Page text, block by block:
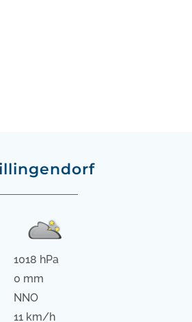
1018 hPa
0 mm
NNO
11 km/h